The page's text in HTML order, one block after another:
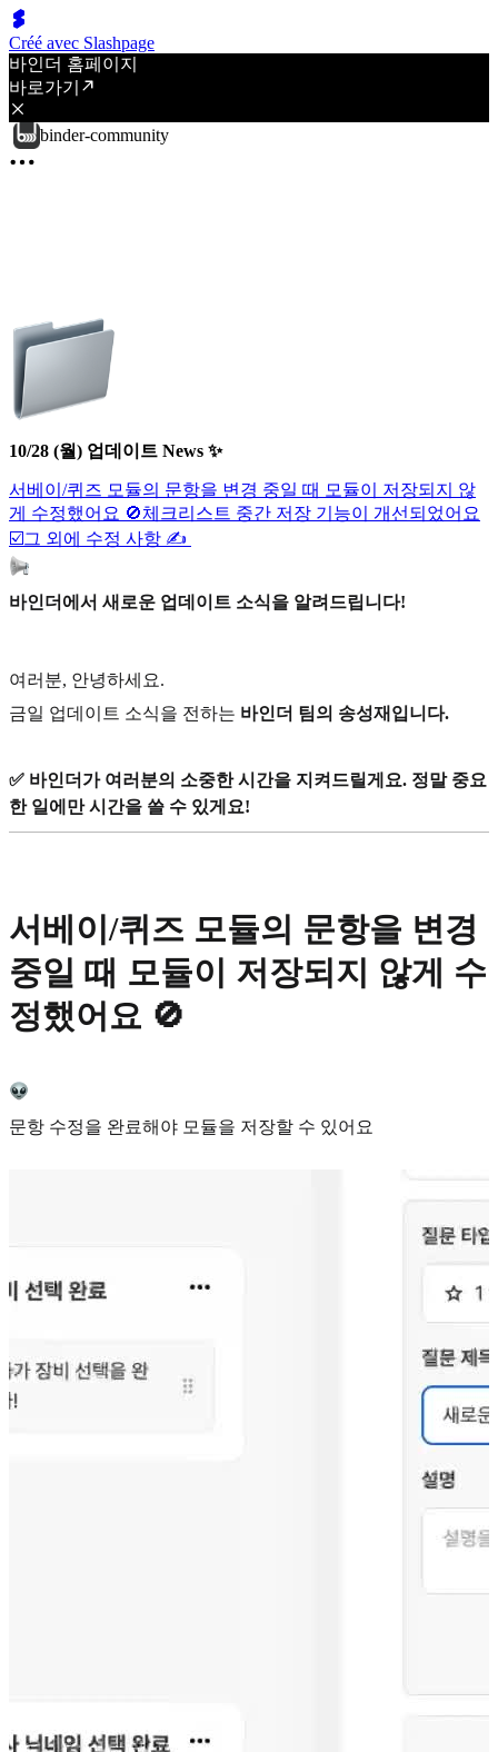
Créé avec Slashpage
바인더 홈페이지
바로가기
binder-community
10/28 (월) 업데이트 News ✨
서베이/퀴즈 모듈의 문항을 변경 중일 때 모듈이 저장되지 않
게 수정했어요 🚫체크리스트 중간 저장 기능이 개선되었어요
☑️그 외에 수정 사항 ✍️
바인더에서 새로운 업데이트 소식을 알려드립니다!
여러분, 안녕하세요.
금일 업데이트 소식을 전하는 바인더 팀의 송성재입니다.
✅ 바인더가 여러분의 소중한 시간을 지켜드릴게요. 정말 중요
한 일에만 시간을 쓸 수 있게요!
서베이/퀴즈 모듈의 문항을 변경
중일 때 모듈이 저장되지 않게 수
정했어요 🚫
문항 수정을 완료해야 모듈을 저장할 수 있어요